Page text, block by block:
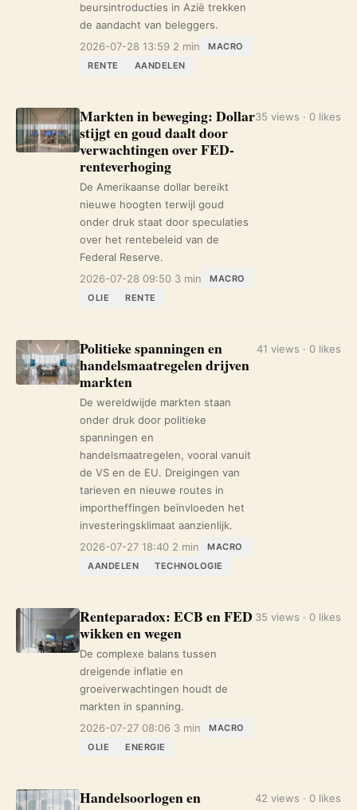
beursintroducties in Azië trekken
de aandacht van beleggers.
2026-07-28 13:59 2 min
MACRO
RENTE
AANDELEN
Markten in beweging: Dollar
stijgt en goud daalt door
verwachtingen over FED-
renteverhoging
De Amerikaanse dollar bereikt
nieuwe hoogten terwijl goud
onder druk staat door speculaties
over het rentebeleid van de
Federal Reserve.
2026-07-28 09:50 3 min
MACRO
OLIE
RENTE
35 views · 0 likes
Politieke spanningen en
handelsmaatregelen drijven
markten
De wereldwijde markten staan
onder druk door politieke
spanningen en
handelsmaatregelen, vooral vanuit
de VS en de EU. Dreigingen van
tarieven en nieuwe routes in
importheffingen beïnvloeden het
investeringsklimaat aanzienlijk.
2026-07-27 18:40 2 min
MACRO
AANDELEN
TECHNOLOGIE
41 views · 0 likes
Renteparadox: ECB en FED
wikken en wegen
De complexe balans tussen
dreigende inflatie en
groeiverwachtingen houdt de
markten in spanning.
2026-07-27 08:06 3 min
MACRO
OLIE
ENERGIE
35 views · 0 likes
Handelsoorlogen en
42 views · 0 likes